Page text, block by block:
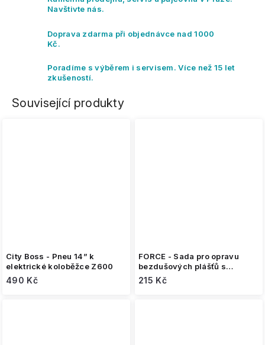
Navštivte nás.
Doprava zdarma při objednávce nad 1000
Kč.
Poradíme s výběrem i servisem. Více než 15 let
zkušeností.
Související produkty
City Boss - Pneu 14” k
elektrické koloběžce Z600
490 Kč
FORCE - Sada pro opravu
bezdušových plášťů s
nářadím
215 Kč